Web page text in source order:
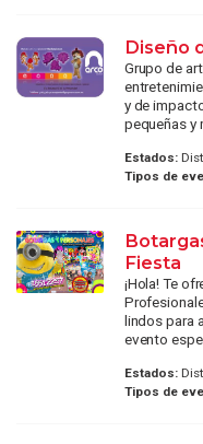
Diseño
Grupo de
y de
pequeñas y
Estados:
Tipos de
Fiesta
¡Hola! Te
lindos para
evento
Estados:
Tipos de